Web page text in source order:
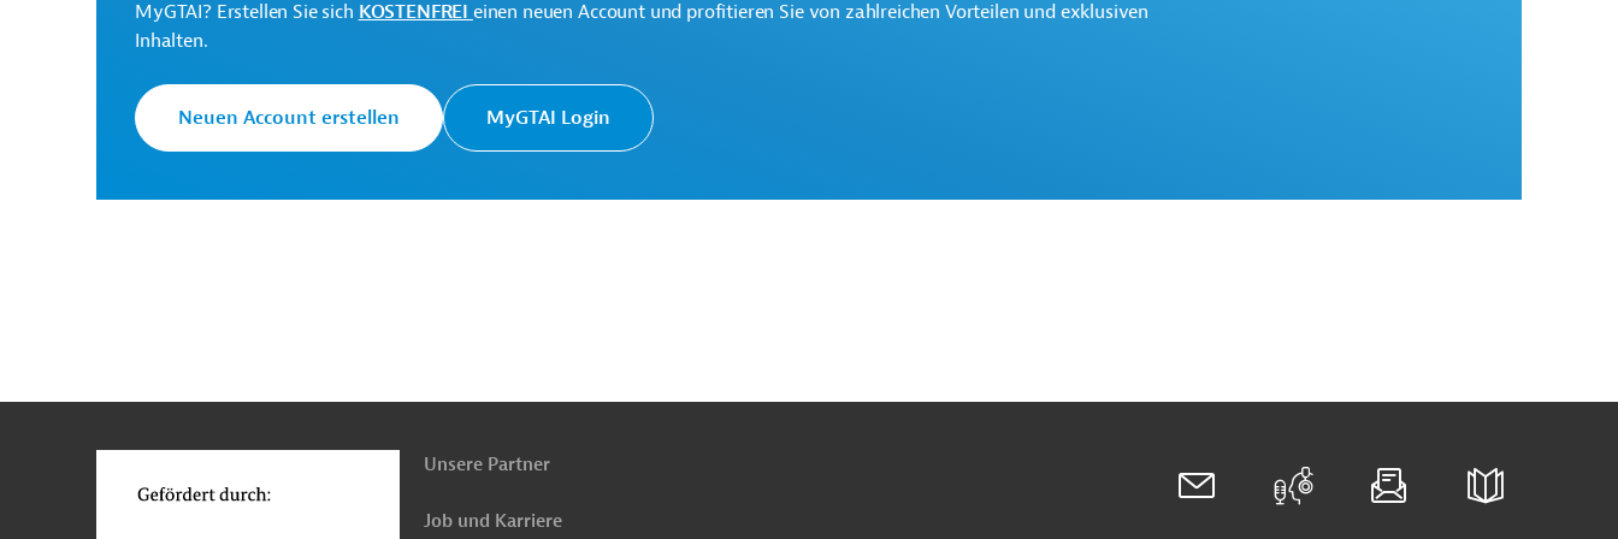
Originaldokument:
Download
Luft-, Klimaschutz
Umwelttechnik, übergreifend
Beratung, Planung und Forschung, übergreifend
MyGTAI? Erstellen Sie sich KOSTENFREI einen neuen Account und profitieren Sie von zahlreichen Vorteilen und exklusiven
Inhalten.
Neuen Account erstellen MyGTAI Login
oben
Unsere Partner
Job und Karriere